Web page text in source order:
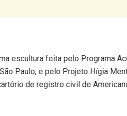
escultura feita pelo Programa
Paulo, e pelo Projeto Hígia
de registro civil de